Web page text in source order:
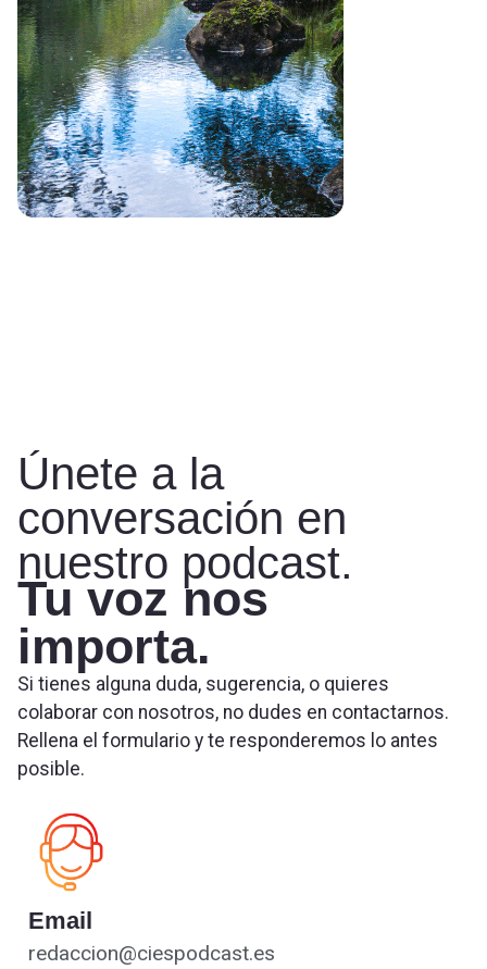
Únete a la
conversación en
nuestro podcast.
Tu voz nos
importa.
Si tienes alguna duda, sugerencia, o quieres
colaborar con nosotros, no dudes en contactarnos.
Rellena el formulario y te responderemos lo antes
posible.
Email
redaccion@ciespodcast.es